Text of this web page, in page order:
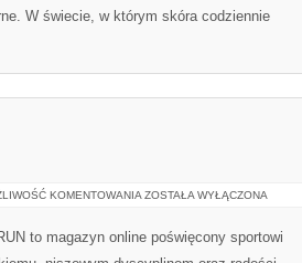
W świecie, w którym skóra codziennie
KOMENTOWANIA SZACHY
ZOSTAŁA WYŁĄCZONA
to magazyn online poświęcony sportowi